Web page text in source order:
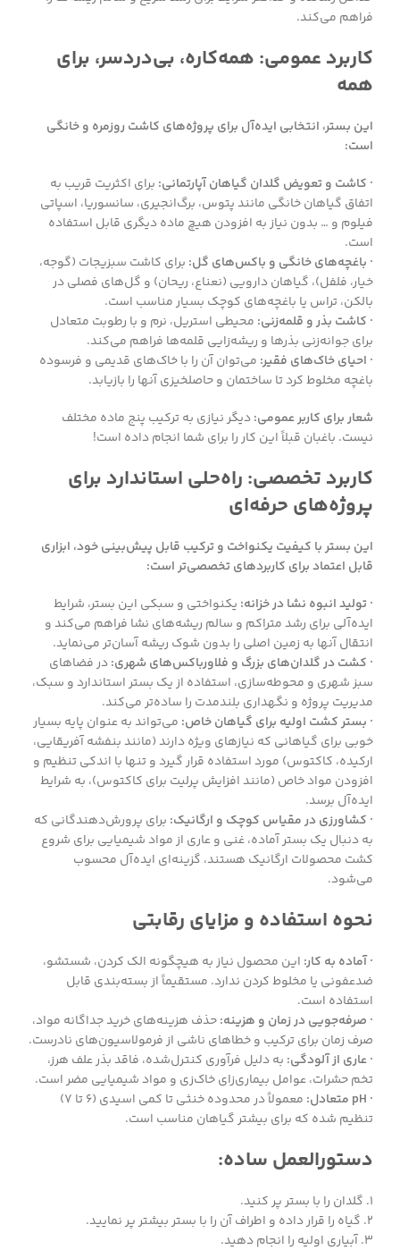
فراهم می‌کند.
کاربرد عمومی: همه‌کاره، بی‌دردسر، برای
همه
این بستر، انتخابی ایده‌آل برای پروژه‌های کاشت روزمره و خانگی
است:
· کاشت و تعویض گلدان گیاهان آپارتمانی: برای اکثریت قریب به
اتفاق گیاهان خانگی مانند پتوس، برگ‌انجیری، سانسوریا، اسپاتی
فیلوم و … بدون نیاز به افزودن هیچ ماده دیگری قابل استفاده
است.
· باغچه‌های خانگی و باکس‌های گل: برای کاشت سبزیجات (گوجه،
خیار، فلفل)، گیاهان دارویی (نعناع، ریحان) و گل‌های فصلی در
بالکن، تراس یا باغچه‌های کوچک بسیار مناسب است.
· کاشت بذر و قلمه‌زنی: محیطی استریل، نرم و با رطوبت متعادل
برای جوانه‌زنی بذرها و ریشه‌زایی قلمه‌ها فراهم می‌کند.
· احیای خاک‌های فقیر: می‌توان آن را با خاک‌های قدیمی و فرسوده
باغچه مخلوط کرد تا ساختمان و حاصلخیزی آنها را بازیابد.
شعار برای کاربر عمومی:دیگر نیازی به ترکیب پنج ماده مختلف
نیست. باغبان قبلاً این کار را برای شما انجام داده است!
کاربرد تخصصی: راه‌حلی استاندارد برای
پروژه‌های حرفه‌ای
این بستر با کیفیت یکنواخت و ترکیب قابل پیش‌بینی خود، ابزاری
قابل اعتماد برای کاربردهای تخصصی‌تر است:
· تولید انبوه نشا در خزانه: یکنواختی و سبکی این بستر، شرایط
ایده‌آلی برای رشد متراکم و سالم ریشه‌های نشا فراهم می‌کند و
انتقال آنها به زمین اصلی را بدون شوک ریشه آسان‌تر می‌نماید.
· کشت در گلدان‌های بزرگ و فلاورباکس‌های شهری:در فضاهای
سبز شهری و محوطه‌سازی، استفاده از یک بستر استاندارد و سبک،
مدیریت پروژه و نگهداری بلندمدت را ساده‌تر می‌کند.
· بستر کشت اولیه برای گیاهان خاص: می‌تواند به عنوان پایه بسیار
خوبی برای گیاهانی که نیازهای ویژه دارند (مانند بنفشه آفریقایی،
ارکیده، کاکتوس) مورد استفاده قرار گیرد و تنها با اندکی تنظیم و
افزودن مواد خاص (مانند افزایش پرلیت برای کاکتوس)، به شرایط
ایده‌آل برسد.
· کشاورزی در مقیاس کوچک و ارگانیک: برای پرورش‌دهندگانی که
به دنبال یک بستر آماده، غنی و عاری از مواد شیمیایی برای شروع
کشت محصولات ارگانیک هستند، گزینه‌ای ایده‌آل محسوب
می‌شود.
نحوه استفاده و مزایای رقابتی
· آماده به کار: این محصول نیاز به هیچگونه الک کردن، شستشو،
ضدعفونی یا مخلوط کردن ندارد. مستقیماً از بسته‌بندی قابل
استفاده است.
· صرفه‌جویی در زمان و هزینه:حذف هزینه‌های خرید جداگانه مواد،
صرف زمان برای ترکیب و خطاهای ناشی از فرمولاسیون‌های نادرست.
· عاری از آلودگی: به دلیل فرآوری کنترل‌شده، فاقد بذر علف هرز،
تخم حشرات، عوامل بیماری‌زای خاک‌زی و مواد شیمیایی مضر است.
· pH متعادل:
معمولاً در محدوده خنثی تا کمی اسیدی (۶ تا ۷)
تنظیم شده که برای بیشتر گیاهان مناسب است.
دستورالعمل ساده:
1. گلدان را با بستر پر کنید.
2. گیاه را قرار داده و اطراف آن را با بستر بیشتر پر نمایید.
3. آبیاری اولیه را انجام دهید.